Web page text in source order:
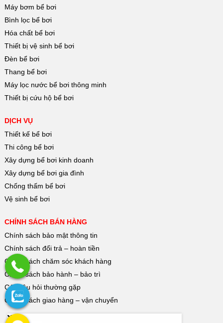
Máy bơm bể bơi
Bình lọc bể bơi
Hóa chất bể bơi
Thiết bị vệ sinh bể bơi
Đèn bể bơi
Thang bể bơi
Máy lọc nước bể bơi thông minh
Thiết bị cứu hộ bể bơi
DỊCH VỤ
Thiết kế bể bơi
Thi công bể bơi
Xây dựng bể bơi kinh doanh
Xây dựng bể bơi gia đình
Chống thấm bể bơi
Vệ sinh bể bơi
CHÍNH SÁCH BÁN HÀNG
Chính sách bảo mật thông tin
Chính sách đổi trả – hoàn tiền
Chính sách chăm sóc khách hàng
Chính sách bảo hành – bảo trì
Các câu hỏi thường gặp
Chính sách giao hàng – vận chuyển